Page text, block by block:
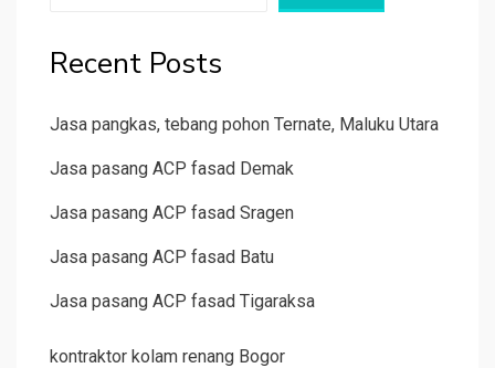
Recent Posts
Jasa pangkas, tebang pohon Ternate, Maluku Utara
Jasa pasang ACP fasad Demak
Jasa pasang ACP fasad Sragen
Jasa pasang ACP fasad Batu
Jasa pasang ACP fasad Tigaraksa
kontraktor kolam renang Bogor